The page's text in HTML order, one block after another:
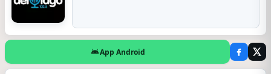
App Android